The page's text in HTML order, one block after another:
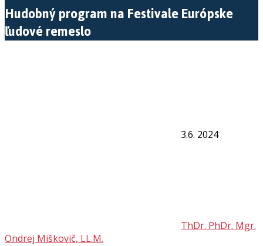
Hudobný program na Festivale Európske
ľudové remeslo
3.6. 2024
ThDr. PhDr. Mgr.
Ondrej Miškovič, LL.M.